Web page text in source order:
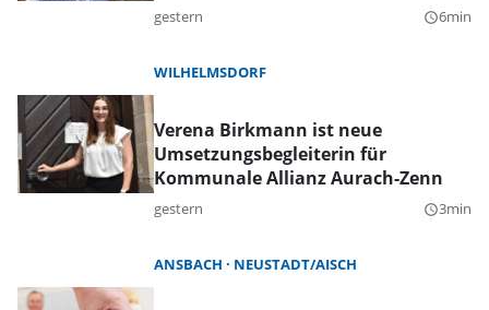
gestern query_builder6min
WILHELMSDORF
Verena Birkmann ist neue
Umsetzungsbegleiterin für
Kommunale Allianz Aurach-Zenn
gestern query_builder3min
ANSBACH NEUSTADT/AISCH